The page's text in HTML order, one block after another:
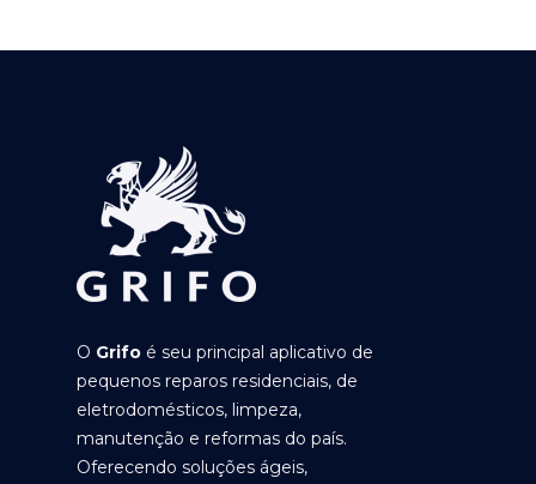
O Grifo é seu principal aplicativo de
pequenos reparos residenciais, de
eletrodomésticos, limpeza,
manutenção e reformas do país.
Oferecendo soluções ágeis,